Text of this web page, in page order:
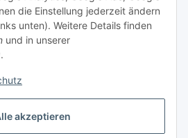
akzeptieren
die Einstellung jederzeit ändern
unten). Weitere Details finden
und in unserer
.
widerrufen